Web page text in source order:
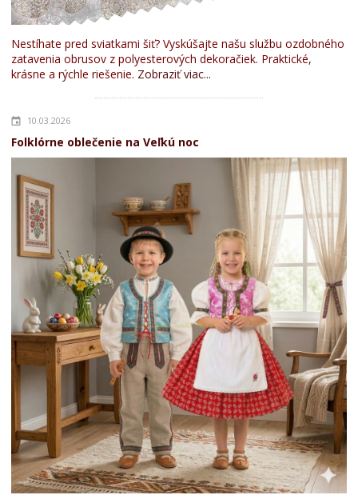
Nestíhate pred sviatkami šiť? Vyskúšajte našu službu ozdobného
zatavenia obrusov z polyesterových dekoračiek. Praktické,
krásne a rýchle riešenie. Zobraziť viac...
10.03.2026
Folklórne oblečenie na Veľkú noc